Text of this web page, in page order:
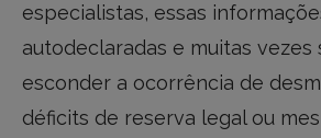
especialistas, essas
autodeclaradas e muitas vezes
esconder a ocorrência de
déficits de reserva legal ou